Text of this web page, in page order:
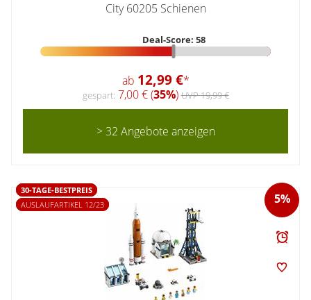
City 60205 Schienen
Deal-Score: 58
ab 12,99 €*
gespart: 7,00 € (35%)UVP 19,99 €
> 32 Angebote anzeigen
5%
30-TAGE-BESTPREIS
AUSLAUFARTIKEL 12/23